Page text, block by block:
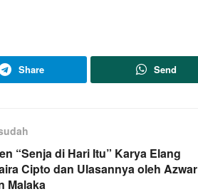
Share Send
“Senja di Hari Itu” Karya Elang
Cipto dan Ulasannya oleh Azwar
Malaka